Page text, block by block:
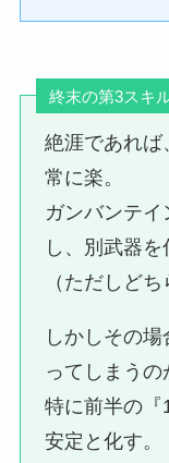
終末の第3スキ
絶涯であれば
常に楽。
ガンバンテ
し、別武器を
（ただしど
しかしその
ってしまうの
特に前半の『
安定と化す。